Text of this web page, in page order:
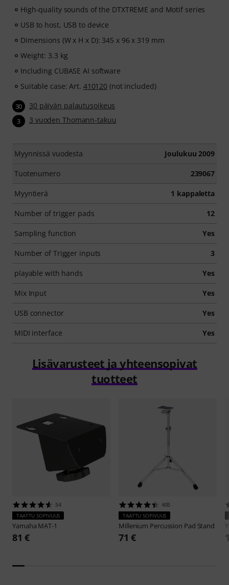
High-quality sounds of the DTXTREME and Motif series
USB to host, USB to device
Dimensions (W x H x D): 345 x 96 x 319 mm
Weight: 3.3 kg
Including CUBASE AI software
Suitable case: Art. 410120 (not included)
30 30 päivän palautusoikeus
3 3 vuoden Thomann-takuu
Myynnissä vuodesta Joulukuu 2009
Tuotenumero 239067
Myyntierä 1 kappaletta
Number of trigger pads 12
Sampling function Yes
Number of Trigger inputs 3
playable with hands Yes
Mix Input Yes
USB connector Yes
MIDI interface Yes
Lisävarusteet ja yhteensopivat
tuotteet
54
TAATTU SOPIVUUS
Yamaha MAT-1
81 €
405
TAATTU SOPIVUUS
Millenium Percussion Pad Stand
71 €